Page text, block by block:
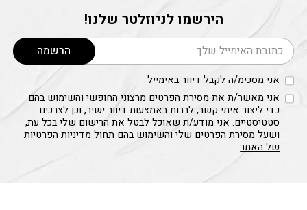
הירשמו לניוזלטר שלנו!
דוא׳׳ל הרשמה
אני מסכימ/ה לקבל דיוור באימייל
אני מאשר/ת את מסירת הפרטים מרצוני החופשי והשימוש בהם
כדי ליצור איתי קשר, לרבות באמצעות דיוור ישיר, וכן לצרכים
סטטיסטיים. אני מודע/ת שאוכל לבטל את הרישום שלי בכל עת,
ושעל מסירת הפרטים שלי והשימוש בהם תחולמדיניות הפרטיות
של האתר